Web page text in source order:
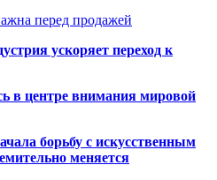
перед продажей
ускоряет переход к
в центре внимания мировой
борьбу с искусственным
меняется